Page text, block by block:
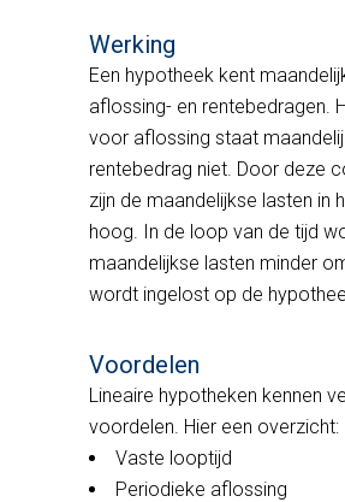
Werking
Een hypotheek kent
aflossing- en rentebedragen.
voor aflossing staat
rentebedrag niet. Door deze
zijn de maandelijkse lasten in
hoog. In de loop van de tijd
maandelijkse lasten minder
wordt ingelost op de
Voordelen
Lineaire hypotheken kennen
voordelen. Hier een overzicht:
Vaste looptijd
Periodieke aflossing